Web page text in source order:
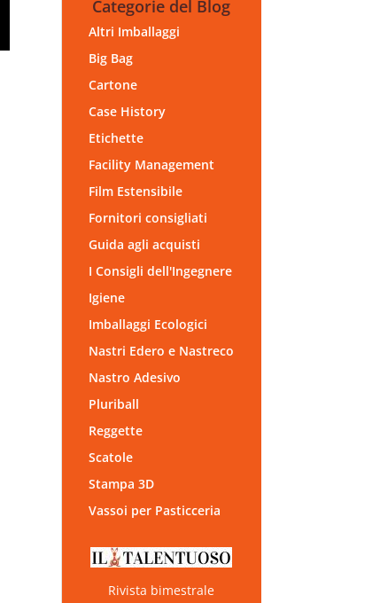
Categorie del Blog
Altri Imballaggi
Big Bag
Cartone
Case History
Etichette
Facility Management
Film Estensibile
Fornitori consigliati
Guida agli acquisti
I Consigli dell'Ingegnere
Igiene
Imballaggi Ecologici
Nastri Edero e Nastreco
Nastro Adesivo
Pluriball
Reggette
Scatole
Stampa 3D
Vassoi per Pasticceria
Rivista bimestrale